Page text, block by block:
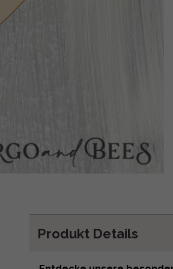
Produkt Details